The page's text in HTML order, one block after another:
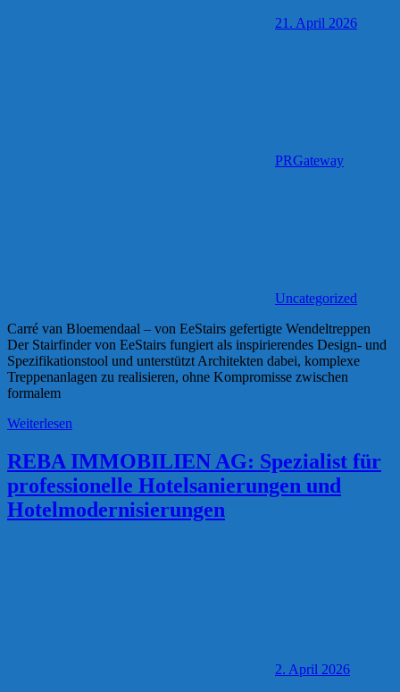
21. April 2026
PRGateway
Uncategorized
Carré van Bloemendaal – von EeStairs gefertigte Wendeltreppen
Der Stairfinder von EeStairs fungiert als inspirierendes Design- und
Spezifikationstool und unterstützt Architekten dabei, komplexe
Treppenanlagen zu realisieren, ohne Kompromisse zwischen
formalem
Weiterlesen
REBA IMMOBILIEN AG: Spezialist für
professionelle Hotelsanierungen und
Hotelmodernisierungen
2. April 2026